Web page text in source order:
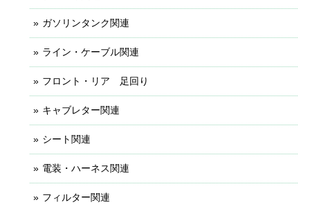
ガソリンタンク関連
ライン・ケーブル関連
フロント・リア 足回り
キャブレター関連
シート関連
電装・ハーネス関連
フィルター関連